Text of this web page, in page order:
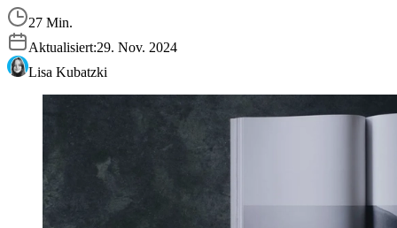
27 Min.
Aktualisiert:29. Nov. 2024
Lisa Kubatzki